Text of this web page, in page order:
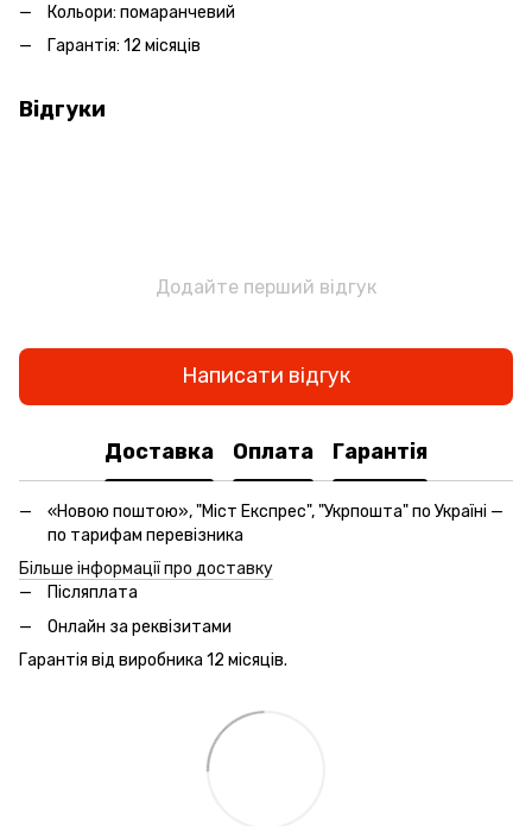
Кольори: помаранчевий
Гарантія: 12 місяців
Відгуки
Додайте перший відгук
Написати відгук
Доставка Оплата Гарантія
«Новою поштою», "Міст Експрес", "Укрпошта" по Україні —
по тарифам перевізника
Більше інформації про доставку
Післяплата
Онлайн за реквізитами
Гарантія від виробника 12 місяців.